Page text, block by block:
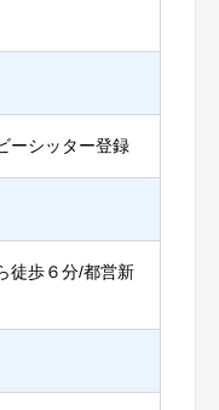
ーシッター登録
徒歩６分/都営新